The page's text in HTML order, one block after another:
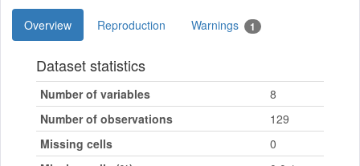
Overview Reproduction Warnings 1
Dataset statistics
Number of variables
8
Number of observations
129
Missing cells
0